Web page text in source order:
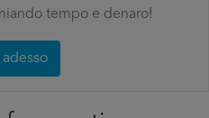
tempo e denaro!
adesso